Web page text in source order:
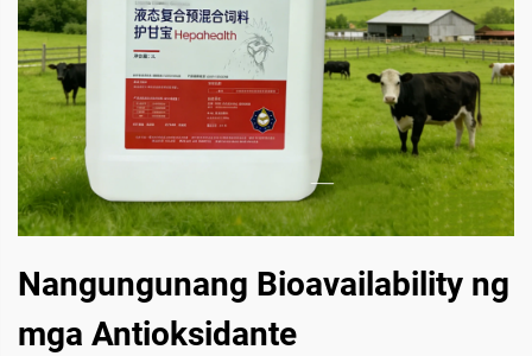
Nangungunang Bioavailability ng
mga Antioksidante